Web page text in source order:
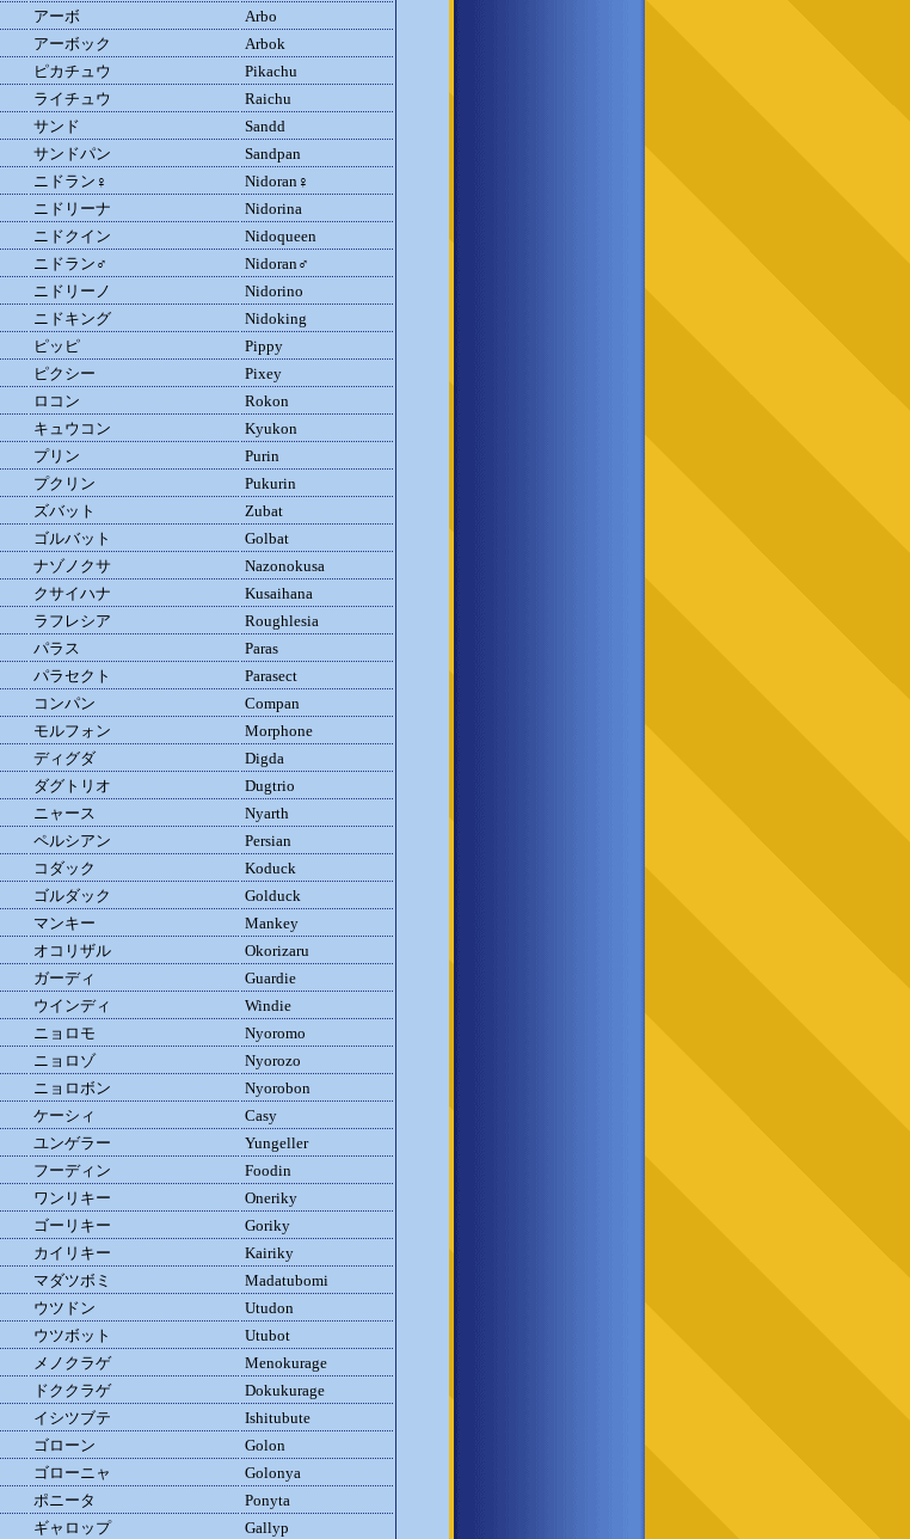
アーボ
Arbo
アーボック
Arbok
ピカチュウ
Pikachu
ライチュウ
Raichu
サンド
Sandd
サンドパン
Sandpan
ニドラン♀
Nidoran♀
ニドリーナ
Nidorina
ニドクイン
Nidoqueen
ニドラン♂
Nidoran♂
ニドリーノ
Nidorino
ニドキング
Nidoking
ピッピ
Pippy
ピクシー
Pixey
ロコン
Rokon
キュウコン
Kyukon
プリン
Purin
プクリン
Pukurin
ズバット
Zubat
ゴルバット
Golbat
ナゾノクサ
Nazonokusa
クサイハナ
Kusaihana
ラフレシア
Roughlesia
パラス
Paras
パラセクト
Parasect
コンパン
Compan
モルフォン
Morphone
ディグダ
Digda
ダグトリオ
Dugtrio
ニャース
Nyarth
ペルシアン
Persian
コダック
Koduck
ゴルダック
Golduck
マンキー
Mankey
オコリザル
Okorizaru
ガーディ
Guardie
ウインディ
Windie
ニョロモ
Nyoromo
ニョロゾ
Nyorozo
ニョロボン
Nyorobon
ケーシィ
Casy
ユンゲラー
Yungeller
フーディン
Foodin
ワンリキー
Oneriky
ゴーリキー
Goriky
カイリキー
Kairiky
マダツボミ
Madatubomi
ウツドン
Utudon
ウツボット
Utubot
メノクラゲ
Menokurage
ドククラゲ
Dokukurage
イシツブテ
Ishitubute
ゴローン
Golon
ゴローニャ
Golonya
ポニータ
Ponyta
ギャロップ
Gallyp